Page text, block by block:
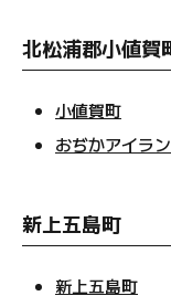
北松浦郡小値賀
小値賀町
おぢかアイラ
新上五島町
新上五島町